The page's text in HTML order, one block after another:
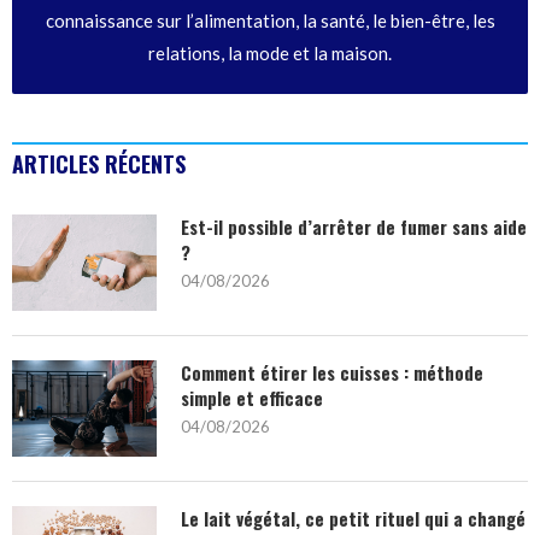
connaissance sur l’alimentation, la santé, le bien-être, les
relations, la mode et la maison.
ARTICLES RÉCENTS
Est-il possible d’arrêter de fumer sans aide
?
04/08/2026
Comment étirer les cuisses : méthode
simple et efficace
04/08/2026
Le lait végétal, ce petit rituel qui a changé